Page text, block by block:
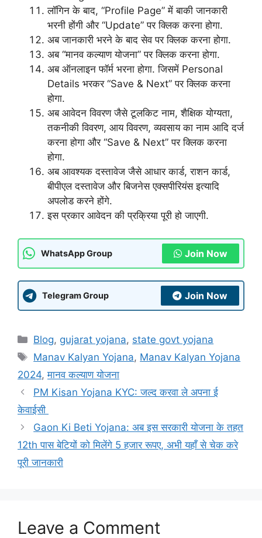
लॉगिन के बाद, “Profile Page” में बाकी जानकारी
भरनी होंगी और “Update” पर क्लिक करना होगा.
अब जानकारी भरने के बाद सेव पर क्लिक करना होगा.
अब “मानव कल्याण योजना” पर क्लिक करना होगा.
अब ऑनलाइन फॉर्म भरना होगा. जिसमें Personal
Details भरकर “Save & Next” पर क्लिक करना
होगा.
अब आवेदन विवरण जैसे टूलकिट नाम, शैक्षिक योग्यता,
तकनीकी विवरण, आय विवरण, व्यवसाय का नाम आदि दर्ज
करना होगा और “Save & Next” पर क्लिक करना
होगा.
अब आवश्यक दस्तावेज जैसे आधार कार्ड, राशन कार्ड,
बीपीएल दस्तावेज और बिजनेस एक्सपीरियंस इत्यादि
अपलोड करने होंगे.
इस प्रकार आवेदन की प्रक्रिया पूरी हो जाएगी.
WhatsApp Group Join Now
Telegram Group Join Now
Categories
Blog, gujarat yojana, state govt yojana
Tags
Manav Kalyan Yojana, Manav Kalyan Yojana
2024,मानव कल्याण योजना
PM Kisan Yojana KYC: जल्द करवा ले अपना ई
केवाईसी
Gaon Ki Beti Yojana: अब इस सरकारी योजना के तहत
12th पास बेटियों को मिलेंगे 5 हजार रूपए, अभी यहाँ से चेक करे
पूरी जानकारी
Leave a Comment